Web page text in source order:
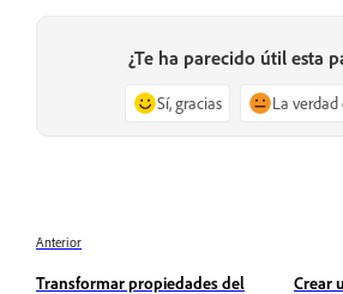
¿Te ha parecido útil esta
Sí, gracias La verdad
Anterior
Transformar propiedades del
Crear